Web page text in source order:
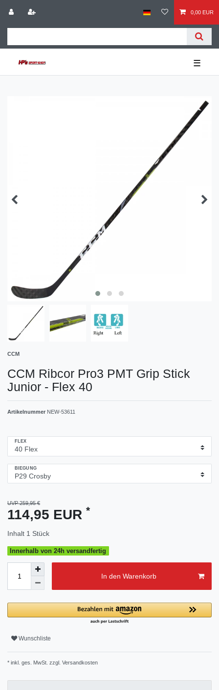
0,00 EUR
☰
CCM
CCM Ribcor Pro3 PMT Grip Stick
Junior - Flex 40
Artikelnummer NEW-53611
FLEX
BIEGUNG
UVP 259,95 €
114,95 EUR *
Inhalt 1 Stück
Innerhalb von 24h versandfertig
In den Warenkorb
Wunschliste
* inkl. ges. MwSt. zzgl. Versandkosten